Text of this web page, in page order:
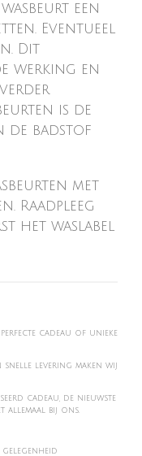
een
Eventueel
Dit
werking en
is de
de badstof
met
Raadpleeg
het waslabel
cadeau of unieke
snelle levering maken wij
cadeau, de nieuwste
allemaal bij ons.